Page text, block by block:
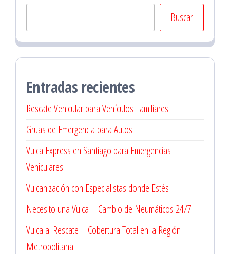
Buscar
Entradas recientes
Rescate Vehicular para Vehículos Familiares
Gruas de Emergencia para Autos
Vulca Express en Santiago para Emergencias
Vehiculares
Vulcanización con Especialistas donde Estés
Necesito una Vulca – Cambio de Neumáticos 24/7
Vulca al Rescate – Cobertura Total en la Región
Metropolitana